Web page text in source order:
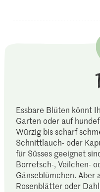
Essbare Blüten könnt
Garten oder auf
Würzig bis scharf
Schnittlauch- oder
für Süsses geeignet
Borretsch-, Veilchen-
Gänseblümchen. Aber
Rosenblätter oder